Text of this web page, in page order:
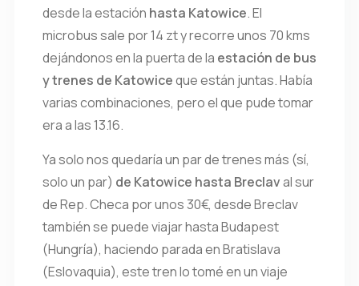
desde la estación hasta Katowice. El
microbus sale por 14 zt y recorre unos 70 kms
dejándonos en la puerta de la estación de bus
y trenes de Katowiceque están juntas. Había
varias combinaciones, pero el que pude tomar
era a las 13.16.
Ya solo nos quedaría un par de trenes más (sí,
solo un par) de Katowice hasta Breclaval sur
de Rep. Checa por unos 30€, desde Breclav
también se puede viajar hasta Budapest
(Hungría), haciendo parada en Bratislava
(Eslovaquia), este tren lo tomé en un viaje